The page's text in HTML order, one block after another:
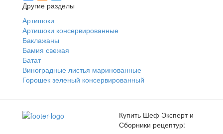
Другие разделы
Артишоки
Артишоки консервированные
Баклажаны
Бамия свежая
Батат
Виноградные листья маринованные
Горошек зеленый консервированный
Купить Шеф Эксперт и
Сборники рецептур: